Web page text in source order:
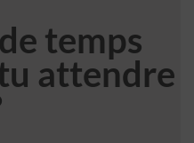
temps
attendre